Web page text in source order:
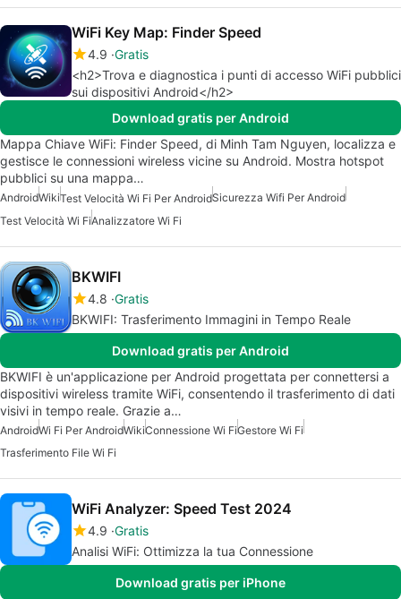
WiFi Key Map: Finder Speed
4.9 Gratis
<h2>Trova e diagnostica i punti di accesso WiFi pubblici
sui dispositivi Android</h2>
Download gratis per Android
Mappa Chiave WiFi: Finder Speed, di Minh Tam Nguyen, localizza e
gestisce le connessioni wireless vicine su Android. Mostra hotspot
pubblici su una mappa…
AndroidWikiTest Velocità Wi Fi Per AndroidSicurezza Wifi Per Android
Test Velocità Wi FiAnalizzatore Wi Fi
BKWIFI
4.8 Gratis
BKWIFI: Trasferimento Immagini in Tempo Reale
Download gratis per Android
BKWIFI è un'applicazione per Android progettata per connettersi a
dispositivi wireless tramite WiFi, consentendo il trasferimento di dati
visivi in tempo reale. Grazie a…
AndroidWi Fi Per AndroidWikiConnessione Wi FiGestore Wi Fi
Trasferimento File Wi Fi
WiFi Analyzer: Speed Test 2024
4.9 Gratis
Analisi WiFi: Ottimizza la tua Connessione
Download gratis per iPhone